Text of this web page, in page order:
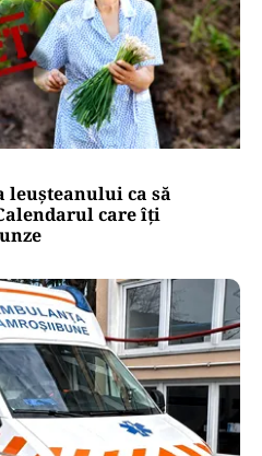
leușteanului ca să
care îți